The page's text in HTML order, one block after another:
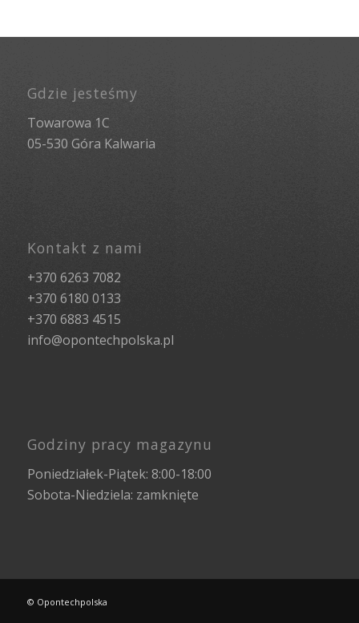
Gdzie jesteśmy
Towarowa 1C
05-530 Góra Kalwaria
Kontakt z nami
+370 6263 7082
+370 6180 0133
+370 6883 4515
info@opontechpolska.pl
Godziny pracy magazynu
Poniedziałek-Piątek: 8:00-18:00
Sobota-Niedziela: zamknięte
© Opontechpolska